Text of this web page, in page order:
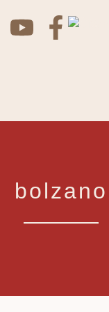
bolzano